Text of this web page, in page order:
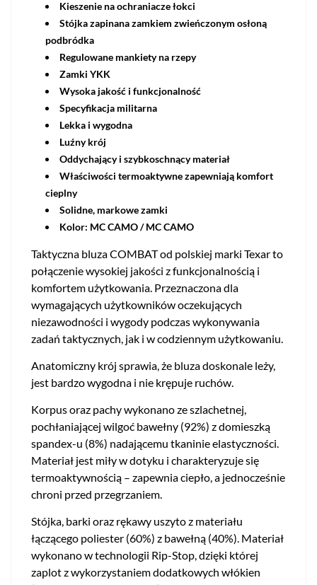
Kieszenie na ochraniacze łokci
Stójka zapinana zamkiem zwieńczonym osłoną
podbródka
Regulowane mankiety na rzepy
Zamki YKK
Wysoka jakość i funkcjonalność
Specyfikacja militarna
Lekka i wygodna
Luźny krój
Oddychający i szybkoschnący materiał
Właściwości termoaktywne zapewniają komfort
cieplny
Solidne, markowe zamki
Kolor: MC CAMO / MC CAMO
Taktyczna bluza COMBAT od polskiej marki Texar to
połączenie wysokiej jakości z funkcjonalnością i
komfortem użytkowania. Przeznaczona dla
wymagających użytkowników oczekujących
niezawodności i wygody podczas wykonywania
zadań taktycznych, jak i w codziennym użytkowaniu.
Anatomiczny krój sprawia, że bluza doskonale leży,
jest bardzo wygodna i nie krępuje ruchów.
Korpus oraz pachy wykonano ze szlachetnej,
pochłaniającej wilgoć bawełny (92%) z domieszką
spandex-u (8%) nadającemu tkaninie elastyczności.
Materiał jest miły w dotyku i charakteryzuje się
termoaktywnością – zapewnia ciepło, a jednocześnie
chroni przed przegrzaniem.
Stójka, barki oraz rękawy uszyto z materiału
łączącego poliester (60%) z bawełną (40%). Materiał
wykonano w technologii Rip-Stop, dzięki której
zaplot z wykorzystaniem dodatkowych włókien